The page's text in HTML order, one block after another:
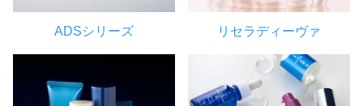
ADSシリーズ リセラディーヴァ